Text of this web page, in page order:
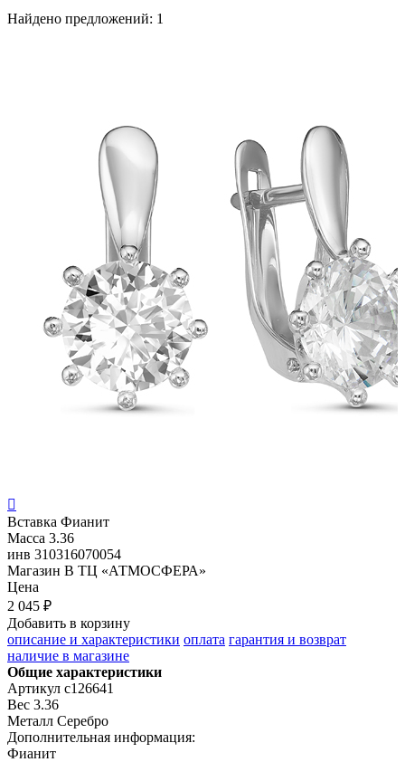
Найдено предложений: 1

Вставка Фианит
Масса 3.36
инв 310316070054
Магазин В ТЦ «АТМОСФЕРА»
Цена
2 045 ₽
Добавить в корзину
описание и характеристики оплата гарантия и возврат
наличие в магазине
Общие характеристики
Артикул с126641
Вес 3.36
Металл Серебро
Дополнительная информация:
Фианит